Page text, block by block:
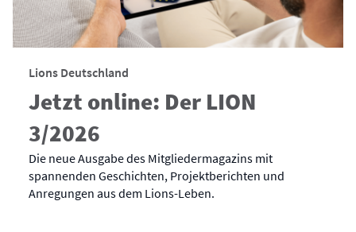
Lions Deutschland
Jetzt online: Der LION
3/2026
Die neue Ausgabe des Mitgliedermagazins mit
spannenden Geschichten, Projektberichten und
Anregungen aus dem Lions-Leben.